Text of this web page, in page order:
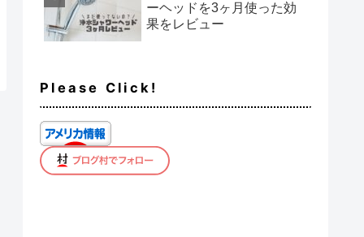
ーヘッドを3ヶ月使った効
果をレビュー
Please Click!